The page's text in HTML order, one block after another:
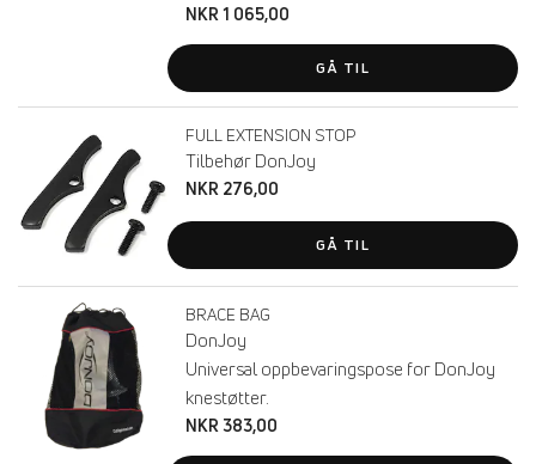
NKR 1 065,00
GÅ TIL
FULL EXTENSION STOP
Tilbehør DonJoy
NKR 276,00
GÅ TIL
BRACE BAG
DonJoy
Universal oppbevaringspose for DonJoy
knestøtter.
NKR 383,00